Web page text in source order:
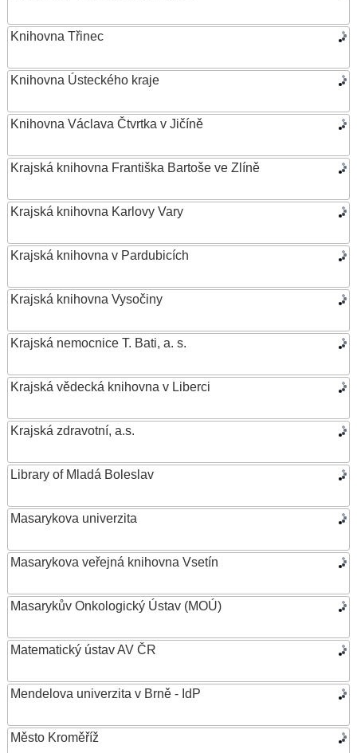
Knihovna Třinec
Knihovna Ústeckého kraje
Knihovna Václava Čtvrtka v Jičíně
Krajská knihovna Františka Bartoše ve Zlíně
Krajská knihovna Karlovy Vary
Krajská knihovna v Pardubicích
Krajská knihovna Vysočiny
Krajská nemocnice T. Bati, a. s.
Krajská vědecká knihovna v Liberci
Krajská zdravotní, a.s.
Library of Mladá Boleslav
Masarykova univerzita
Masarykova veřejná knihovna Vsetín
Masarykův Onkologický Ústav (MOÚ)
Matematický ústav AV ČR
Mendelova univerzita v Brně - IdP
Město Kroměříž